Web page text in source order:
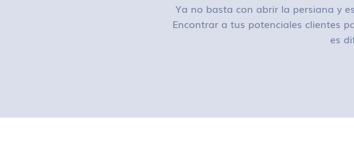
Ya no basta con abrir la persiana y
Encontrar a tus potenciales clientes
es